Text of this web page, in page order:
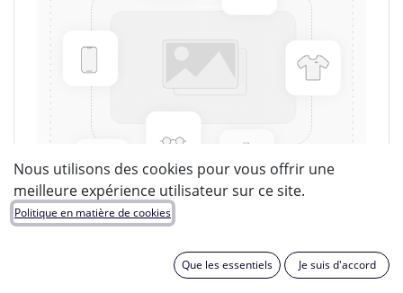
Nous utilisons des cookies pour vous offrir une
meilleure expérience utilisateur sur ce site.
Politique en matière de cookies
Que les essentiels Je suis d'accord